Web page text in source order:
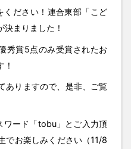
ださい！連合東部「こど
まりました！
秀賞5点のみ受賞されたお
ありますので、是非、ご覧
ワード「tobu」とご入力頂
でお楽しみください（11/8